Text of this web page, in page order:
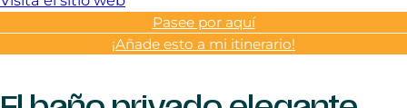
Pasee por aquí
¡Añade esto a mi itinerario!